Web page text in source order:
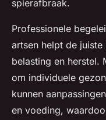
spierafbraak.
Professionele
artsen helpt de
belasting en herstel.
om individuele
kunnen
en voeding,